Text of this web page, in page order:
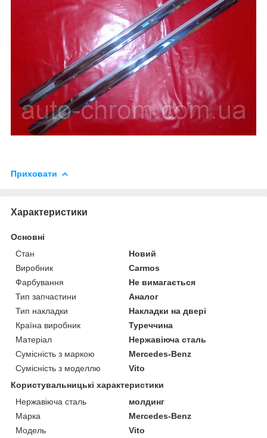
Приховати
Характеристики
Основні
Стан
Новий
Виробник
Carmos
Фарбування
Не вимагається
Тип запчастини
Аналог
Тип накладки
Накладки на двері
Країна виробник
Туреччина
Матеріал
Нержавіюча сталь
Сумісність з маркою
Mercedes-Benz
Сумісність з моделлю
Vito
Користувальницькі характеристики
Нержавіюча сталь
молдинг
Марка
Mercedes-Benz
Модель
Vito